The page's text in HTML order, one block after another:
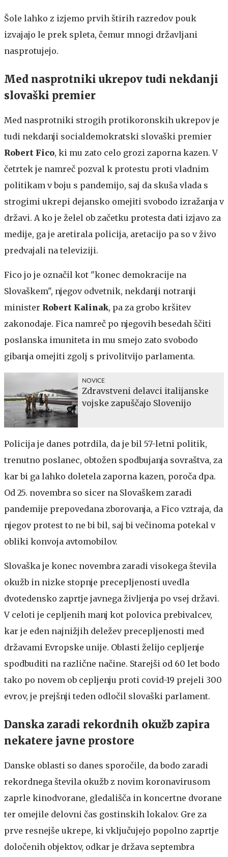
Šole lahko z izjemo prvih štirih razredov pouk
izvajajo le prek spleta, čemur mnogi državljani
nasprotujejo.
Med nasprotniki ukrepov tudi nekdanji
slovaški premier
Med nasprotniki strogih protikoronskih ukrepov je
tudi nekdanji socialdemokratski slovaški premier
Robert Fico, ki mu zato celo grozi zaporna kazen. V
četrtek je namreč pozval k protestu proti vladnim
politikam v boju s pandemijo, saj da skuša vlada s
strogimi ukrepi dejansko omejiti svobodo izražanja v
državi. A ko je želel ob začetku protesta dati izjavo za
medije, ga je aretirala policija, aretacijo pa so v živo
predvajali na televiziji.
Fico jo je označil kot "konec demokracije na
Slovaškem", njegov odvetnik, nekdanji notranji
minister Robert Kalinak, pa za grobo kršitev
zakonodaje. Fica namreč po njegovih besedah ščiti
poslanska imuniteta in mu smejo zato svobodo
gibanja omejiti zgolj s privolitvijo parlamenta.
NOVICE
Zdravstveni delavci italijanske
vojske zapuščajo Slovenijo
Policija je danes potrdila, da je bil 57-letni politik,
trenutno poslanec, obtožen spodbujanja sovraštva, za
kar bi ga lahko doletela zaporna kazen, poroča dpa.
Od 25. novembra so sicer na Slovaškem zaradi
pandemije prepovedana zborovanja, a Fico vztraja, da
njegov protest to ne bi bil, saj bi večinoma potekal v
obliki konvoja avtomobilov.
Slovaška je konec novembra zaradi visokega števila
okužb in nizke stopnje precepljenosti uvedla
dvotedensko zaprtje javnega življenja po vsej državi.
V celoti je cepljenih manj kot polovica prebivalcev,
kar je eden najnižjih deležev precepljenosti med
državami Evropske unije. Oblasti želijo cepljenje
spodbuditi na različne načine. Starejši od 60 let bodo
tako po novem ob cepljenju proti covid-19 prejeli 300
evrov, je prejšnji teden odločil slovaški parlament.
Danska zaradi rekordnih okužb zapira
nekatere javne prostore
Danske oblasti so danes sporočile, da bodo zaradi
rekordnega števila okužb z novim koronavirusom
zaprle kinodvorane, gledališča in koncertne dvorane
ter omejile delovni čas gostinskih lokalov. Gre za
prve resnejše ukrepe, ki vključujejo popolno zaprtje
določenih objektov, odkar je država septembra